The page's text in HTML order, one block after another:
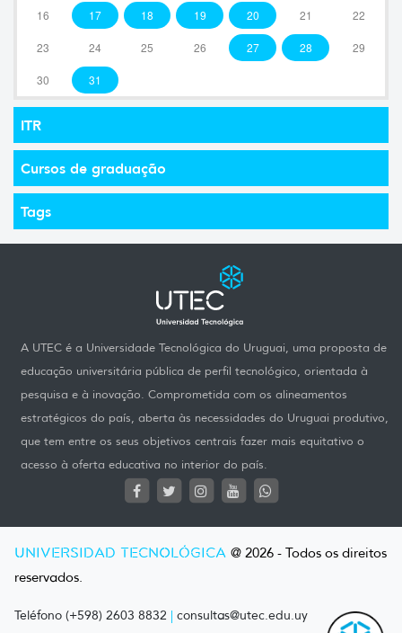
16 17 18 19 20 21 22
23 24 25 26 27 28 29
30 31
ITR
Cursos de graduação
Tags
A UTEC é a Universidade Tecnológica do Uruguai, uma proposta de
educação universitária pública de perfil tecnológico, orientada à
pesquisa e à inovação. Comprometida com os alineamentos
estratégicos do país, aberta às necessidades do Uruguai produtivo,
que tem entre os seus objetivos centrais fazer mais equitativo o
acesso à oferta educativa no interior do país.
UNIVERSIDAD TECNOLÓGICA @ 2026 - Todos os direitos
reservados.
Teléfono (+598) 2603 8832 | consultas@utec.edu.uy